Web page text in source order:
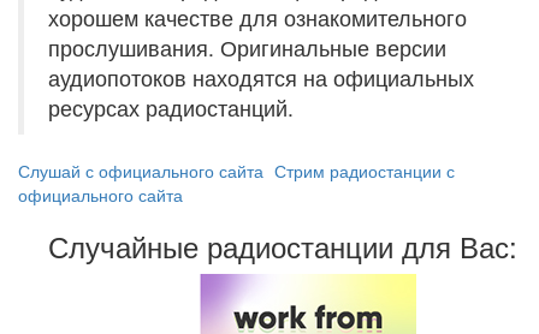
хорошем качестве для ознакомительного
прослушивания. Оригинальные версии
аудиопотоков находятся на официальных
ресурсах радиостанций.
Слушай с официального сайта Стрим радиостанции с
официального сайта
Случайные радиостанции для Вас: